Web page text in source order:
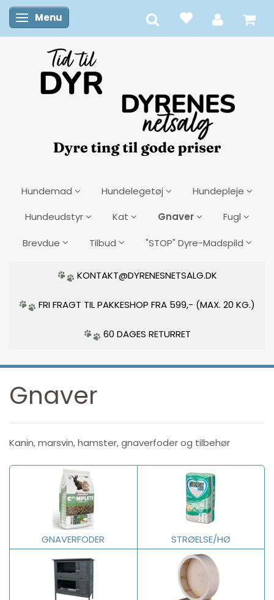
Skifte navigation
Menu
Hundemad Hundelegetøj Hundepleje
Hundeudstyr Kat Gnaver Fugl
Brevdue Tilbud "STOP" Dyre-Madspild
KONTAKT@DYRENESNETSALG.DK
FRI FRAGT TIL PAKKESHOP FRA 599,- (MAX. 20 KG.)
60 DAGES RETURRET
Gnaver
Kanin, marsvin, hamster, gnaverfoder og tilbehør
GNAVERFODER STRØELSE/HØ